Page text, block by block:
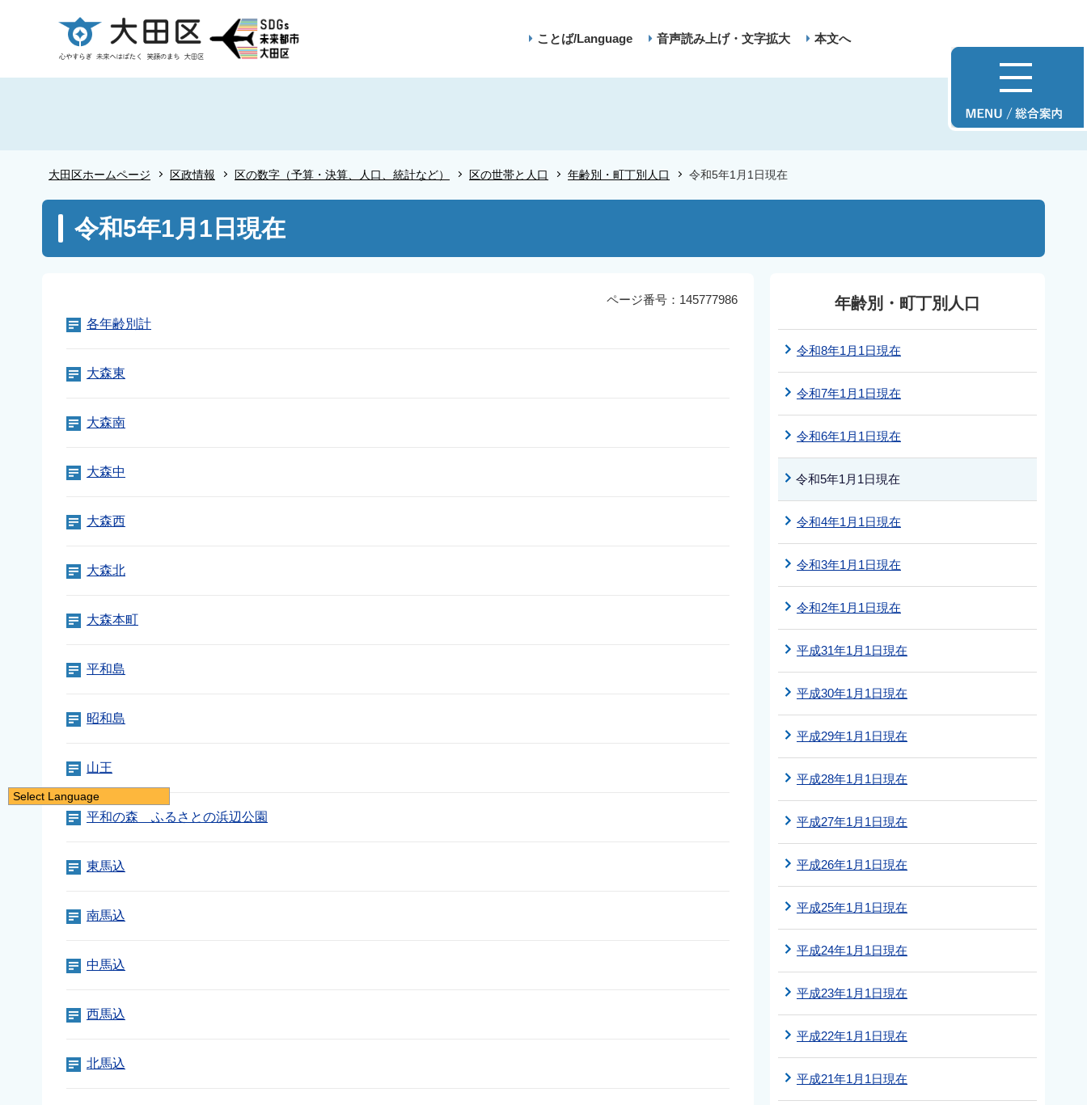
ー
ことば/Language 音声読み上げ・文字拡大 本文へ
大田区ホームページ 区政情報 区の数字（予算・決算、人口、統計など） 区の世帯と人口 年齢別・町丁別人口 令和5年1月1日現在
こ
令和5年1月1日現在
ページ番号：145777986
各年齢別計
大森東
大森南
大森中
大森西
大森北
大森本町
平和島
昭和島
山王
平和の森 ふるさとの浜辺公園
東馬込
南馬込
中馬込
西馬込
北馬込
年齢別・町丁別人口
令和8年1月1日現在
令和7年1月1日現在
令和6年1月1日現在
令和5年1月1日現在
令和4年1月1日現在
令和3年1月1日現在
令和2年1月1日現在
平成31年1月1日現在
平成30年1月1日現在
平成29年1月1日現在
平成28年1月1日現在
平成27年1月1日現在
平成26年1月1日現在
平成25年1月1日現在
平成24年1月1日現在
平成23年1月1日現在
平成22年1月1日現在
平成21年1月1日現在
Select Language